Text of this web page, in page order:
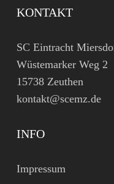
KONTAKT
SC Eintracht
Wüstemarker Weg 2
15738 Zeuthen
kontakt@scemz.de
INFO
Impressum